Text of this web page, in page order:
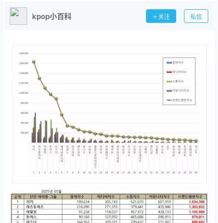
kpop小百科 关注 私信